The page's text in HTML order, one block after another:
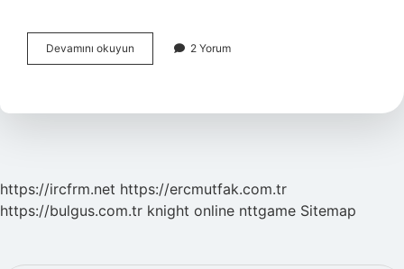
Devamını okuyun Cemiyet
Ne
2 Yorum
https://ircfrm.net https://ercmutfak.com.tr
https://bulgus.com.tr knight online nttgame Sitemap